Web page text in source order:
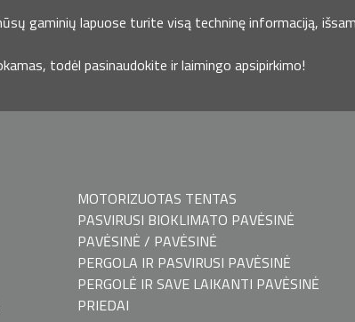
gaminių lapuose turite visą techninę informaciją,
todėl pasinaudokite ir laimingo apsipirkimo!
MOTORIZUOTAS TENTAS
PASVIRUSI BIOKLIMATO PAVĖSINĖ
PAVĖSINĖ / PAVĖSINĖ
PERGOLA IR PASVIRUSI PAVĖSINĖ
PERGOLĖ IR SAVE LAIKANTI PAVĖSINĖ
PRIEDAI